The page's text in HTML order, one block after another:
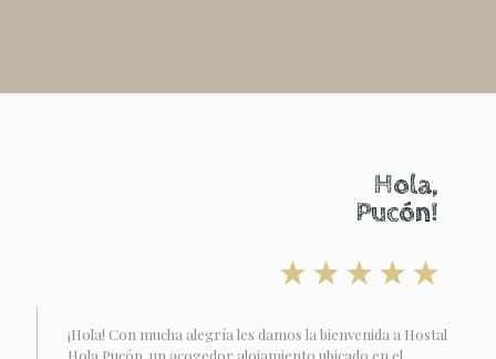
Hola,
Pucón!
¡Hola! Con mucha alegría les damos la bienvenida a Hostal
Hola Pucón, un acogedor alojamiento ubicado en el